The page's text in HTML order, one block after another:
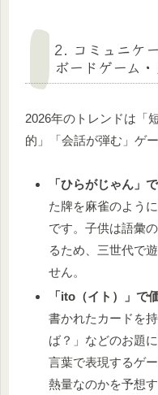
2. コミュニケ
ボードゲーム・
2026年のトレンドは「
的」「会話が弾む」ゲー
「ひらがじゃん」
た牌を麻雀のよう
です。子供は語彙
るため、三世代で
せん。
「ito（イト）」で
書かれたカードを
ば？」などのお題
言葉で表現するゲ
熱量なのかを予想